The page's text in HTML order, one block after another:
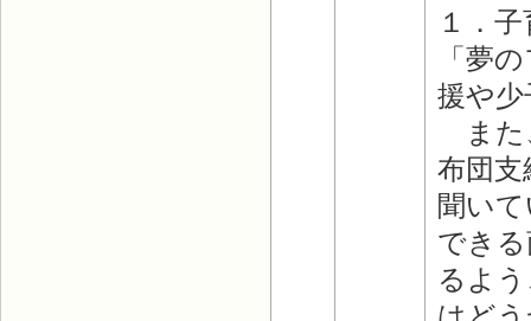
１．
「夢
援や
また
布団
聞い
でき
るよ